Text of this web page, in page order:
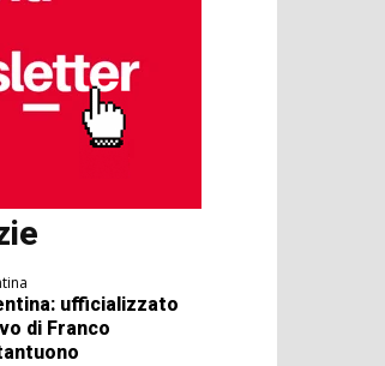
ufficializzato
di Franco